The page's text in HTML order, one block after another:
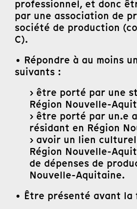
professionnel, et donc
par une association de
société de production
C).
• Répondre à au moins
suivants :
› être porté par une
Région Nouvelle-
› être porté par un.e
résidant en Région
› avoir un lien
Région Nouvelle-
de dépenses de
Nouvelle-Aquitaine.
• Être présenté avant